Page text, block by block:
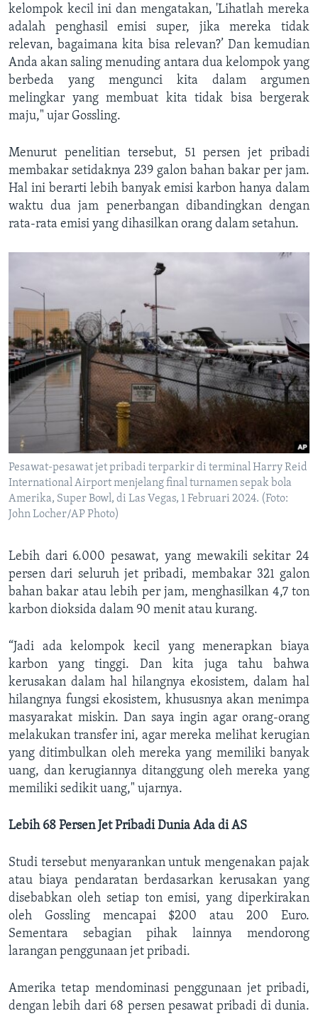
kelompok kecil ini dan mengatakan, 'Lihatlah mereka
adalah penghasil emisi super, jika mereka tidak
relevan, bagaimana kita bisa relevan?’ Dan kemudian
Anda akan saling menuding antara dua kelompok yang
berbeda yang mengunci kita dalam argumen
melingkar yang membuat kita tidak bisa bergerak
maju," ujar Gossling.
Menurut penelitian tersebut, 51 persen jet pribadi
membakar setidaknya 239 galon bahan bakar per jam.
Hal ini berarti lebih banyak emisi karbon hanya dalam
waktu dua jam penerbangan dibandingkan dengan
rata-rata emisi yang dihasilkan orang dalam setahun.
Pesawat-pesawat jet pribadi terparkir di terminal Harry Reid
International Airport menjelang final turnamen sepak bola
Amerika, Super Bowl, di Las Vegas, 1 Februari 2024. (Foto:
John Locher/AP Photo)
Lebih dari 6.000 pesawat, yang mewakili sekitar 24
persen dari seluruh jet pribadi, membakar 321 galon
bahan bakar atau lebih per jam, menghasilkan 4,7 ton
karbon dioksida dalam 90 menit atau kurang.
“Jadi ada kelompok kecil yang menerapkan biaya
karbon yang tinggi. Dan kita juga tahu bahwa
kerusakan dalam hal hilangnya ekosistem, dalam hal
hilangnya fungsi ekosistem, khususnya akan menimpa
masyarakat miskin. Dan saya ingin agar orang-orang
melakukan transfer ini, agar mereka melihat kerugian
yang ditimbulkan oleh mereka yang memiliki banyak
uang, dan kerugiannya ditanggung oleh mereka yang
memiliki sedikit uang," ujarnya.
Lebih 68 Persen Jet Pribadi Dunia Ada di AS
Studi tersebut menyarankan untuk mengenakan pajak
atau biaya pendaratan berdasarkan kerusakan yang
disebabkan oleh setiap ton emisi, yang diperkirakan
oleh Gossling mencapai $200 atau 200 Euro.
Sementara sebagian pihak lainnya mendorong
larangan penggunaan jet pribadi.
Amerika tetap mendominasi penggunaan jet pribadi,
dengan lebih dari 68 persen pesawat pribadi di dunia.